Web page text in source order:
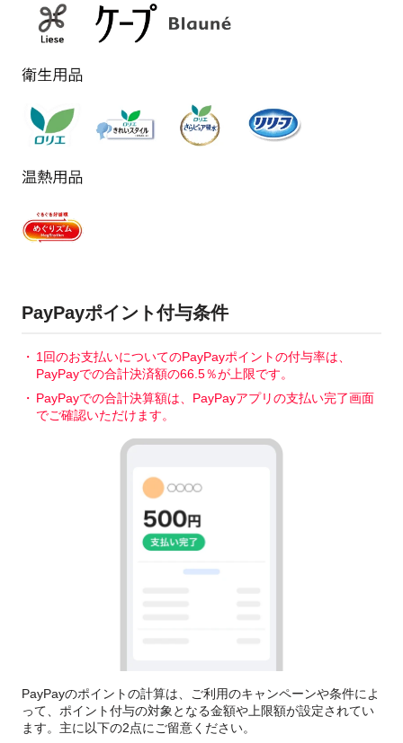
PayPayポイント付与条件
1回のお支払いについてのPayPayポイントの付与率は、
PayPayでの合計決済額の66.5％が上限です。
PayPayでの合計決算額は、PayPayアプリの支払い完了画面
でご確認いただけます。
PayPayのポイントの計算は、ご利用のキャンペーンや条件によ
って、ポイント付与の対象となる金額や上限額が設定されてい
ます。主に以下の2点にご留意ください。